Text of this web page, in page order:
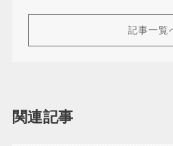
記事一覧
関連記事